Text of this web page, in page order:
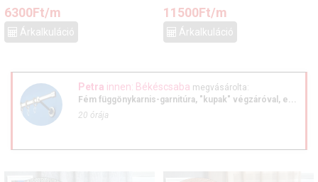
6300Ft/m
Árkalkuláció
11500Ft/m
Árkalkuláció
Petra innen: Békéscsaba megvásárolta:
Fém függönykarnis-garnitúra, "kupak" végzáróval, e...
20 órája